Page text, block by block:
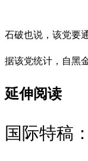
石破也说，该党要
据该党统计，自黑
延伸阅读
国际特稿